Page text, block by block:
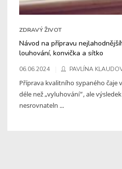
ZDRAVÝ ŽIVOT
Návod na přípravu
louhování, konvička a sítko
06.06.2024 PAVLÍNA
Příprava kvalitního sypaného čaje
déle než „vyluhování“, ale
nesrovnateln ...